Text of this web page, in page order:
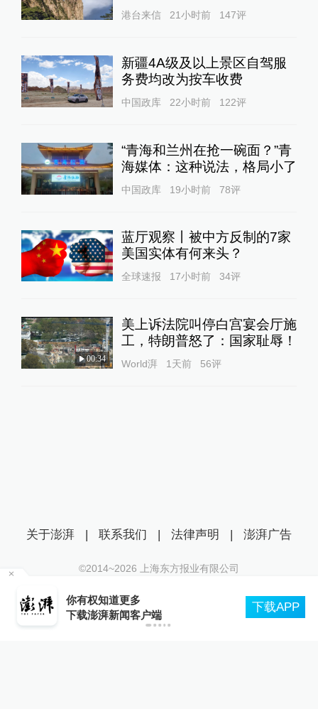
港台来信 21小时前 147评
新疆4A级及以上景区自驾服
务费均改为按车收费
中国政库 22小时前 122评
“青海和兰州在抢一碗面？”青
海媒体：这种说法，格局小了
中国政库 19小时前 78评
蓝厅观察丨被中方反制的7家
美国实体有何来头？
全球速报 17小时前 34评
00:34
美上诉法院叫停白宫宴会厅施
工，特朗普怒了：国家耻辱！
World湃 1天前 56评
你有权知道更多
下载澎湃新闻客户端
下载APP
关于澎湃 | 联系我们 | 法律声明 | 澎湃广告
©2014~2026 上海东方报业有限公司
互联网新闻信息服务许可证：31120170006
沪公网安备 31010602000299号